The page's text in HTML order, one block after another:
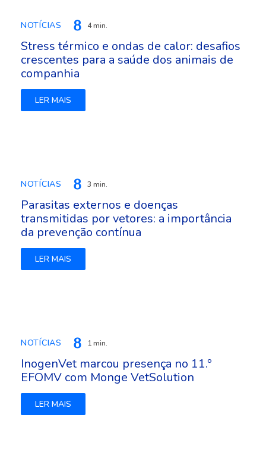
NOTÍCIAS 4 min.
Stress térmico e ondas de calor: desafios
crescentes para a saúde dos animais de
companhia
LER MAIS
NOTÍCIAS 3 min.
Parasitas externos e doenças
transmitidas por vetores: a importância
da prevenção contínua
LER MAIS
NOTÍCIAS 1 min.
InogenVet marcou presença no 11.º
EFOMV com Monge VetSolution
LER MAIS